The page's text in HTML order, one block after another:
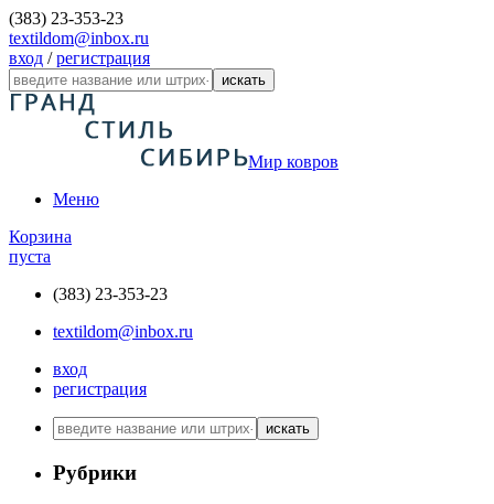
(383) 23-353-23
textildom@inbox.ru
вход /регистрация
искать
Мир ковров
Меню
Корзина
пуста
(383) 23-353-23
textildom@inbox.ru
вход
регистрация
искать
Рубрики